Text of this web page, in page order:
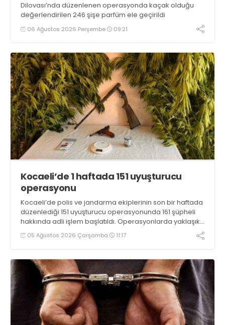
Dilovası’nda düzenlenen operasyonda kaçak olduğu
değerlendirilen 246 şişe parfüm ele geçirildi
06 Ağustos 2026 Perşembe 09:21
Kocaeli’de 1 haftada 151 uyuşturucu
operasyonu
Kocaeli’de polis ve jandarma ekiplerinin son bir haftada
düzenlediği 151 uyuşturucu operasyonunda 161 şüpheli
hakkında adli işlem başlatıldı. Operasyonlarda yaklaşık
2 kilogram uyuşturucu madde ile 121 kök kenevir bitkisi
ele geçirilirken, 9 şüpheli tutuklandı
05 Ağustos 2026 Çarşamba 11:17